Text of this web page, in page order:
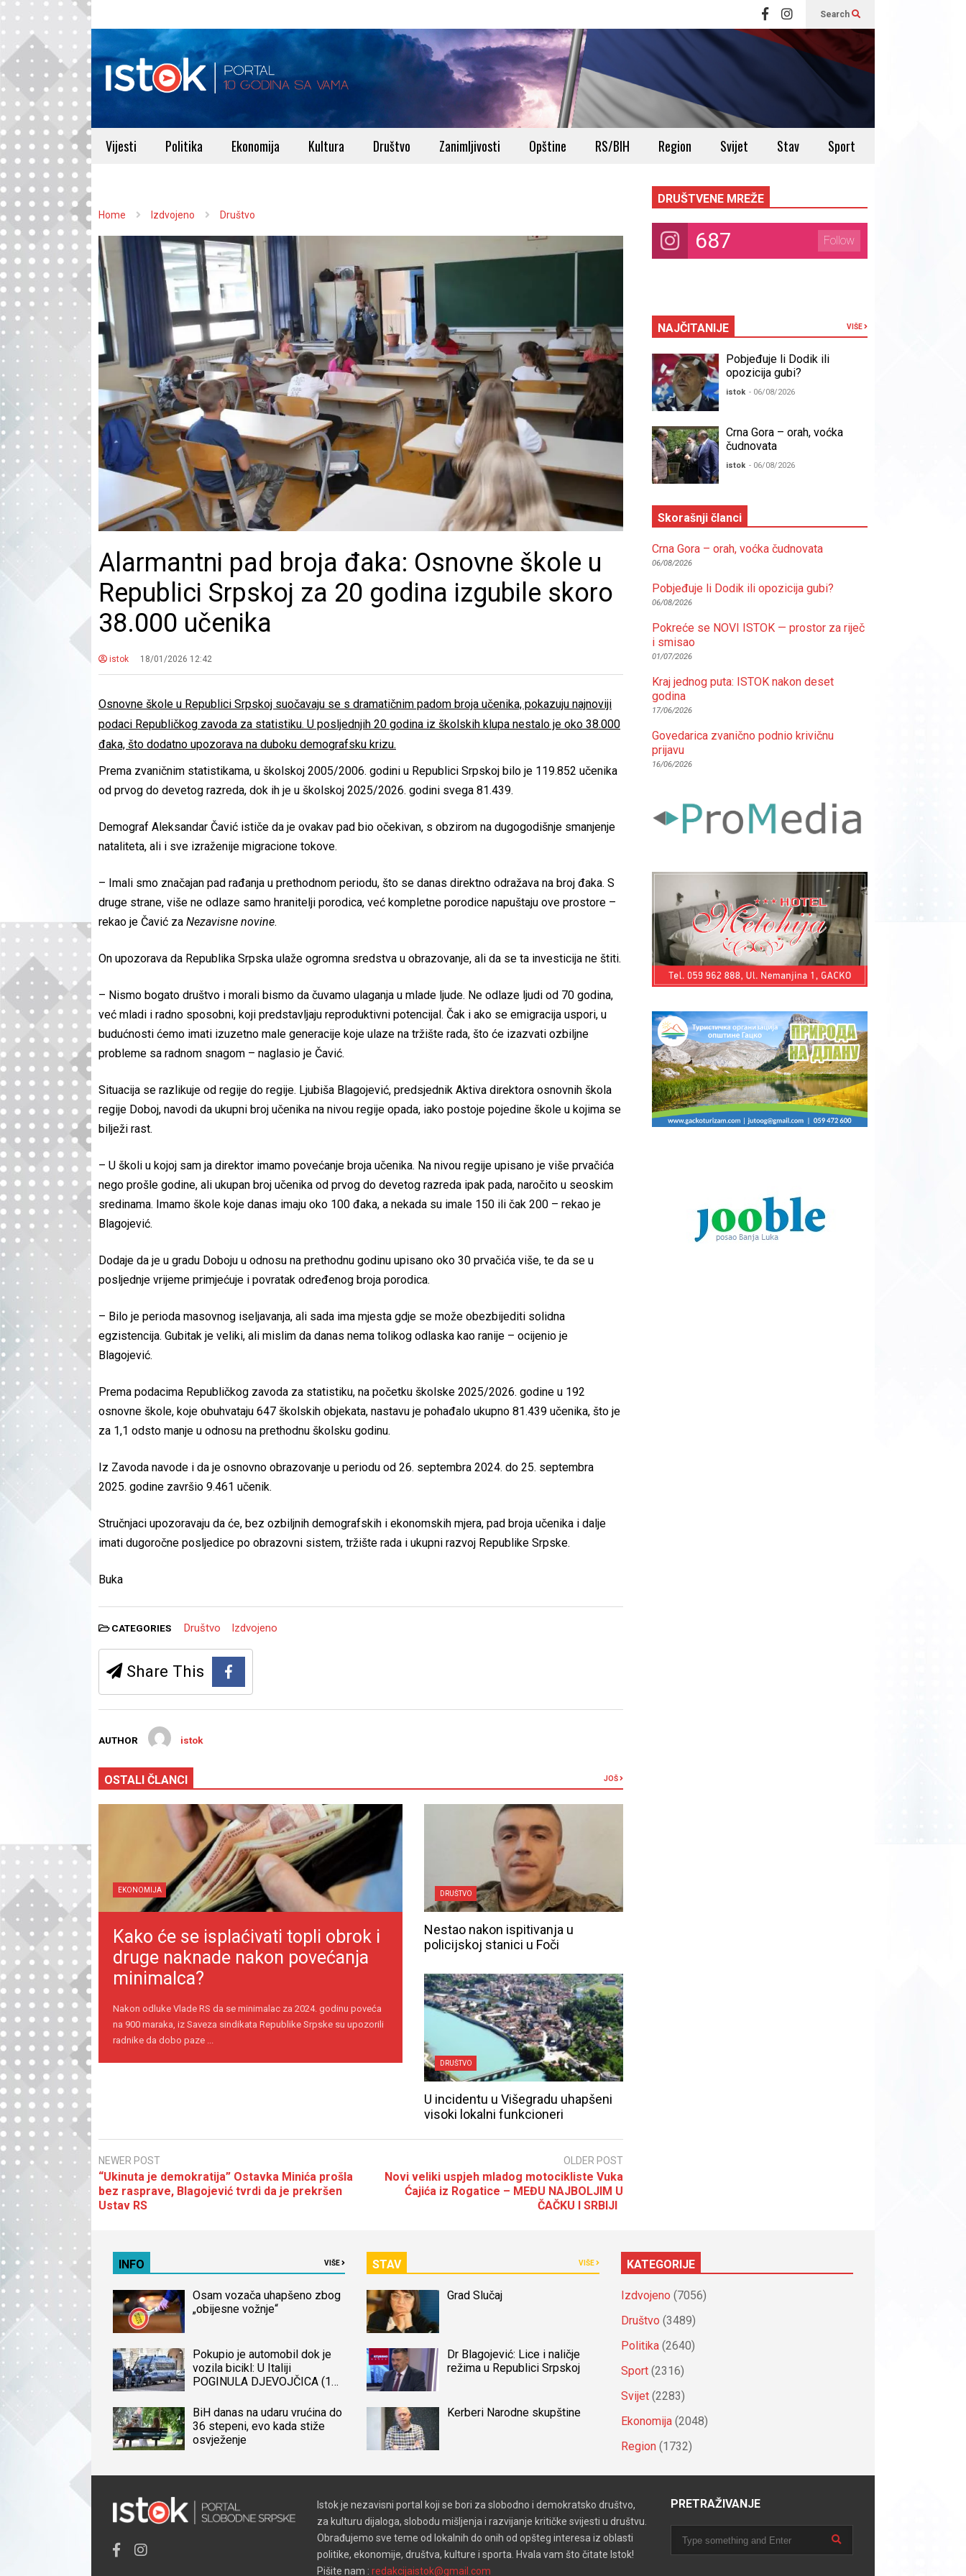
Search
Vijesti Politika Ekonomija Kultura Društvo Zanimljivosti Opštine RS/BIH Region Svijet Stav Sport
Home Izdvojeno Društvo
Alarmantni pad broja đaka: Osnovne škole u
Republici Srpskoj za 20 godina izgubile skoro
38.000 učenika
istok 18/01/2026 12:42
Osnovne škole u Republici Srpskoj suočavaju se s dramatičnim padom broja učenika, pokazuju najnoviji
podaci Republičkog zavoda za statistiku. U posljednjih 20 godina iz školskih klupa nestalo je oko 38.000
đaka, što dodatno upozorava na duboku demografsku krizu.
Prema zvaničnim statistikama, u školskoj 2005/2006. godini u Republici Srpskoj bilo je 119.852 učenika
od prvog do devetog razreda, dok ih je u školskoj 2025/2026. godini svega 81.439.
Demograf Aleksandar Čavić ističe da je ovakav pad bio očekivan, s obzirom na dugogodišnje smanjenje
nataliteta, ali i sve izraženije migracione tokove.
– Imali smo značajan pad rađanja u prethodnom periodu, što se danas direktno odražava na broj đaka. S
druge strane, više ne odlaze samo hranitelji porodica, već kompletne porodice napuštaju ove prostore –
rekao je Čavić za Nezavisne novine.
On upozorava da Republika Srpska ulaže ogromna sredstva u obrazovanje, ali da se ta investicija ne štiti.
– Nismo bogato društvo i morali bismo da čuvamo ulaganja u mlade ljude. Ne odlaze ljudi od 70 godina,
već mladi i radno sposobni, koji predstavljaju reproduktivni potencijal. Čak i ako se emigracija uspori, u
budućnosti ćemo imati izuzetno male generacije koje ulaze na tržište rada, što će izazvati ozbiljne
probleme sa radnom snagom – naglasio je Čavić.
Situacija se razlikuje od regije do regije. Ljubiša Blagojević, predsjednik Aktiva direktora osnovnih škola
regije Doboj, navodi da ukupni broj učenika na nivou regije opada, iako postoje pojedine škole u kojima se
bilježi rast.
– U školi u kojoj sam ja direktor imamo povećanje broja učenika. Na nivou regije upisano je više prvačića
nego prošle godine, ali ukupan broj učenika od prvog do devetog razreda ipak pada, naročito u seoskim
sredinama. Imamo škole koje danas imaju oko 100 đaka, a nekada su imale 150 ili čak 200 – rekao je
Blagojević.
Dodaje da je u gradu Doboju u odnosu na prethodnu godinu upisano oko 30 prvačića više, te da se u
posljednje vrijeme primjećuje i povratak određenog broja porodica.
– Bilo je perioda masovnog iseljavanja, ali sada ima mjesta gdje se može obezbijediti solidna
egzistencija. Gubitak je veliki, ali mislim da danas nema tolikog odlaska kao ranije – ocijenio je
Blagojević.
Prema podacima Republičkog zavoda za statistiku, na početku školske 2025/2026. godine u 192
osnovne škole, koje obuhvataju 647 školskih objekata, nastavu je pohađalo ukupno 81.439 učenika, što je
za 1,1 odsto manje u odnosu na prethodnu školsku godinu.
Iz Zavoda navode i da je osnovno obrazovanje u periodu od 26. septembra 2024. do 25. septembra
2025. godine završio 9.461 učenik.
Stručnjaci upozoravaju da će, bez ozbiljnih demografskih i ekonomskih mjera, pad broja učenika i dalje
imati dugoročne posljedice po obrazovni sistem, tržište rada i ukupni razvoj Republike Srpske.
Buka
CATEGORIES Društvo Izdvojeno
Share This
AUTHOR istok
OSTALI ČLANCI JOŠ
EKONOMIJA
Kako će se isplaćivati topli obrok i
druge naknade nakon povećanja
minimalca?
Nakon odluke Vlade RS da se minimalac za 2024. godinu poveća
na 900 maraka, iz Saveza sindikata Republike Srpske su upozorili
radnike da dobo paze ...
DRUŠTVO
Nestao nakon ispitivanja u
policijskoj stanici u Foči
DRUŠTVO
U incidentu u Višegradu uhapšeni
visoki lokalni funkcioneri
NEWER POST
“Ukinuta je demokratija” Ostavka Minića prošla
bez rasprave, Blagojević tvrdi da je prekršen
Ustav RS
OLDER POST
Novi veliki uspjeh mladog motocikliste Vuka
Ćajića iz Rogatice – MEĐU NAJBOLJIM U
ČAČKU I SRBIJI
DRUŠTVENE MREŽE
687 Follow
NAJČITANIJE VIŠE
Pobjeđuje li Dodik ili
opozicija gubi?
istok - 06/08/2026
Crna Gora – orah, voćka
čudnovata
istok - 06/08/2026
Skorašnji članci
Crna Gora – orah, voćka čudnovata
06/08/2026
Pobjeđuje li Dodik ili opozicija gubi?
06/08/2026
Pokreće se NOVI ISTOK — prostor za riječ
i smisao
01/07/2026
Kraj jednog puta: ISTOK nakon deset
godina
17/06/2026
Govedarica zvanično podnio krivičnu
prijavu
16/06/2026
INFO VIŠE
Osam vozača uhapšeno zbog
„obijesne vožnje“
Pokupio je automobil dok je
vozila bicikl: U Italiji
POGINULA DJEVOJČICA (14)
tijela
BiH danas na udaru vrućina do
36 stepeni, evo kada stiže
osvježenje
STAV VIŠE
Grad Slučaj
Dr Blagojević: Lice i naličje
režima u Republici Srpskoj
Kerberi Narodne skupštine
KATEGORIJE
Izdvojeno (7056)
Društvo (3489)
Politika (2640)
Sport (2316)
Svijet (2283)
Ekonomija (2048)
Region (1732)
Istok je nezavisni portal koji se bori za slobodno i demokratsko društvo,
za kulturu dijaloga, slobodu mišljenja i razvijanje kritičke svijesti u društvu.
Obrađujemo sve teme od lokalnih do onih od opšteg interesa iz oblasti
politike, ekonomije, društva, kulture i sporta. Hvala vam što čitate Istok!
Pišite nam :redakcijaistok@gmail.com
PRETRAŽIVANJE